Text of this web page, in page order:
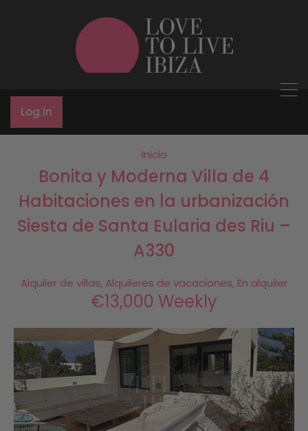
Log In
Inicio
Bonita y Moderna Villa de 4
Habitaciones en la urbanización
Siesta de Santa Eularia des Riu –
A330
Alquiler de villas, Alquileres de vacaciones, En alquiler
€13,000 Weekly